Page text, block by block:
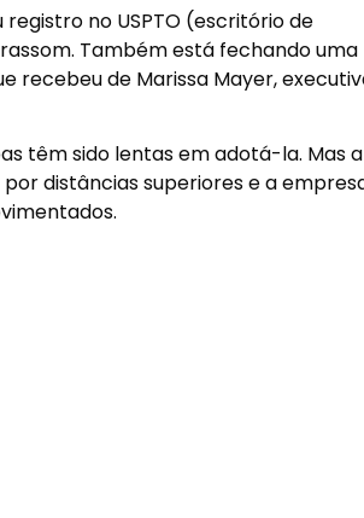
no USPTO (escritório de
Também está fechando uma
recebeu de Marissa Mayer,
têm sido lentas em adotá-la. Mas a
distâncias superiores e a